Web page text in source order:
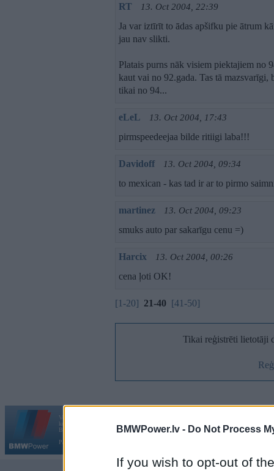
BMWPower.lv - Do Not Process
If you wish to opt-out of
RT 13. Oct 2004, 22:39
Ja var iztīrīt to ādas apšifku pie ātrum
jau nav slikti.
Platais purns nāk visiem piektajiem no
kaut vai no 92.gada. Tas tā
tikai no 94...
eLeL 13. Oct 2004, 17:43
pirmspeedeejaa bilde ritiigi laba!!!
Davidoff 13. Oct 2004, 09:34
to mexican - kas tad ir ar to pirmo
martinez 13. Oct 2004, 09:23
smuks auto par sakarīgu cenu =)
Harcix 13. Oct 2004, 00:26
cena ļoti OK!
[1-20] 21-40 [41-50]
Tikai reģistrēti lietotāji
Vortāls BMWPower.lv darbojas
kopš 2002. gada 14. maija. Tas nav auto klubs un nav saistīts ar
BMW AG.
Par BMWPower
Galvena|